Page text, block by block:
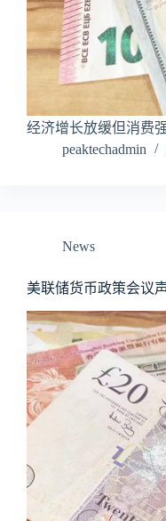
经济增长放缓但消费
peaktechadmin
News
美联储货币政策会议